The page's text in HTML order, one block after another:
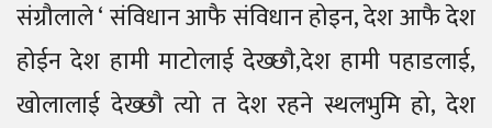
संग्रौलाले ‘ संविधान आफै संविधान होइन, देश आफै देश
होईन देश हामी माटोलाई देख्छौ,देश हामी पहाडलाई,
खोलालाई देख्छौ त्यो त देश रहने स्थलभुमि हो, देश